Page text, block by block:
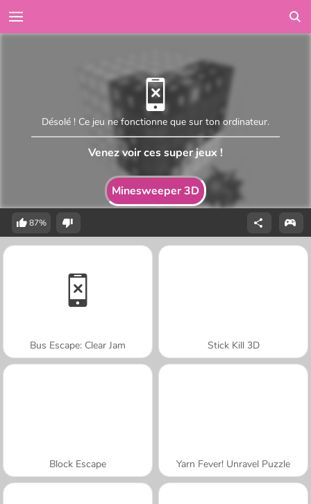
Minesweeper 3D
Désolé ! Ce jeu ne fonctionne que sur ton ordinateur.
Venez voir ces super jeux !
87%
Bus Escape: Clear Jam Stick Kill 3D
Block Escape Yarn Fever! Unravel Puzzle